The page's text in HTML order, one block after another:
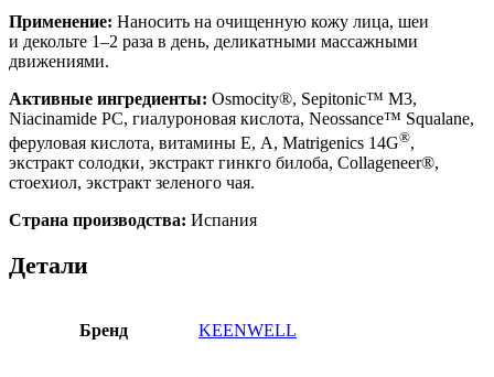
Применение: Наносить на очищенную кожу лица, шеи
и декольте 1–2 раза в день, деликатными массажными
движениями.
Активные ингредиенты: Osmocity®, Sepitonic™ M3,
Niacinamide PC, гиалуроновая кислота, Neossance™ Squalane,
феруловая кислота, витамины Е, А, Matrigenics 14G®,
экстракт солодки, экстракт гинкго билоба, Collageneer®,
стоехиол, экстракт зеленого чая.
Страна производства: Испания
Детали
Бренд KEENWELL